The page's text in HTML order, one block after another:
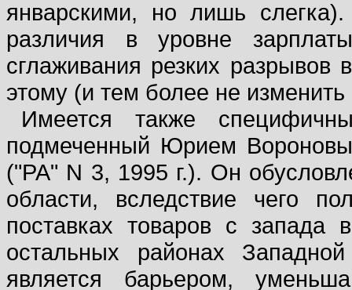
январскими, но лишь
различия в уровне
сглаживания резких
этому (и тем более не
Имеется также
подмеченный Юрием
("РА" N 3, 1995 г.). Он
области, вследствие чего
поставках товаров с
остальных районах
является барьером,